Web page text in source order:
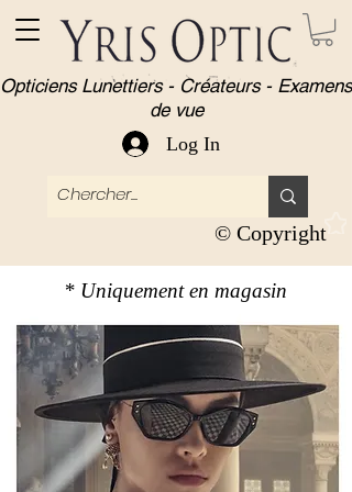
© Copyright
Opticiens Lunettiers - Créateurs - Examens
de vue
Log In
* Uniquement en magasin